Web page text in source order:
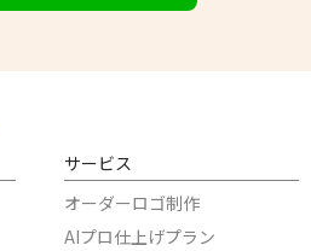
サービス
オーダーロゴ制作
AIプロ仕上げプラン